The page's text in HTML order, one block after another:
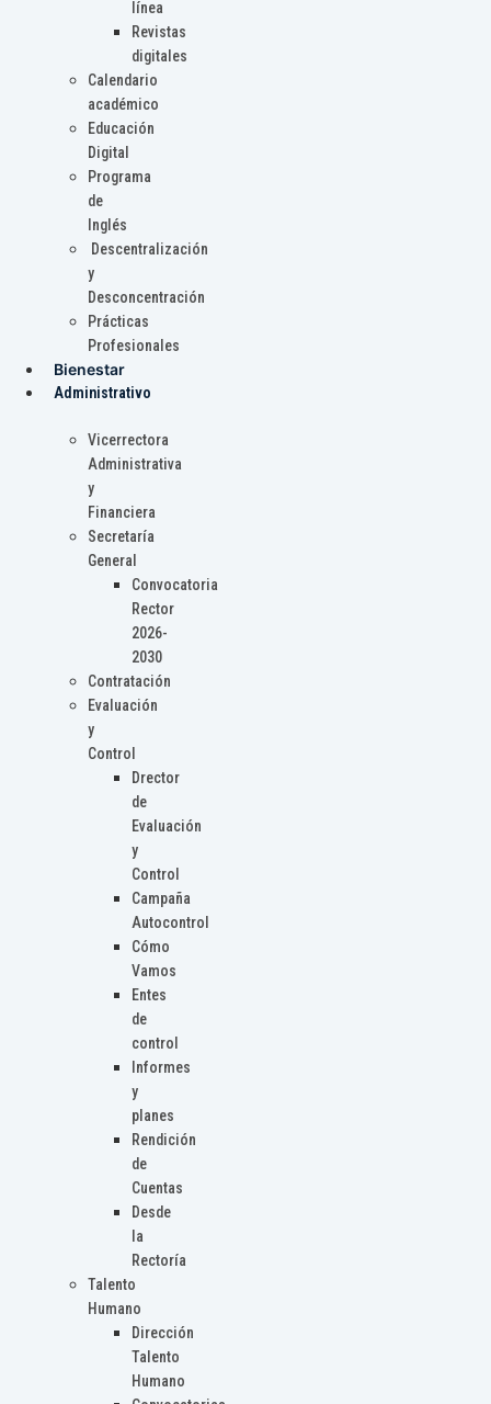
línea
Revistas
digitales
Calendario
académico
Educación
Digital
Programa
de
Inglés
Descentralización
y
Desconcentración
Prácticas
Profesionales
Bienestar
Administrativo
Vicerrectora
Administrativa
y
Financiera
Secretaría
General
Convocatoria
Rector
2026-
2030
Contratación
Evaluación
y
Control
Drector
de
Evaluación
y
Control
Campaña
Autocontrol
Cómo
Vamos
Entes
de
control
Informes
y
planes
Rendición
de
Cuentas
Desde
la
Rectoría
Talento
Humano
Dirección
Talento
Humano